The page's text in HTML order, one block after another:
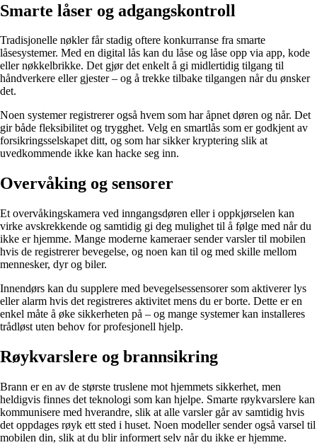
Smarte låser og adgangskontroll
Tradisjonelle nøkler får stadig oftere konkurranse fra smarte
låsesystemer. Med en digital lås kan du låse og låse opp via app, kode
eller nøkkelbrikke. Det gjør det enkelt å gi midlertidig tilgang til
håndverkere eller gjester – og å trekke tilbake tilgangen når du ønsker
det.
Noen systemer registrerer også hvem som har åpnet døren og når. Det
gir både fleksibilitet og trygghet. Velg en smartlås som er godkjent av
forsikringsselskapet ditt, og som har sikker kryptering slik at
uvedkommende ikke kan hacke seg inn.
Overvåking og sensorer
Et overvåkingskamera ved inngangsdøren eller i oppkjørselen kan
virke avskrekkende og samtidig gi deg mulighet til å følge med når du
ikke er hjemme. Mange moderne kameraer sender varsler til mobilen
hvis de registrerer bevegelse, og noen kan til og med skille mellom
mennesker, dyr og biler.
Innendørs kan du supplere med bevegelsessensorer som aktiverer lys
eller alarm hvis det registreres aktivitet mens du er borte. Dette er en
enkel måte å øke sikkerheten på – og mange systemer kan installeres
trådløst uten behov for profesjonell hjelp.
Røykvarslere og brannsikring
Brann er en av de største truslene mot hjemmets sikkerhet, men
heldigvis finnes det teknologi som kan hjelpe. Smarte røykvarslere kan
kommunisere med hverandre, slik at alle varsler går av samtidig hvis
det oppdages røyk ett sted i huset. Noen modeller sender også varsel til
mobilen din, slik at du blir informert selv når du ikke er hjemme.